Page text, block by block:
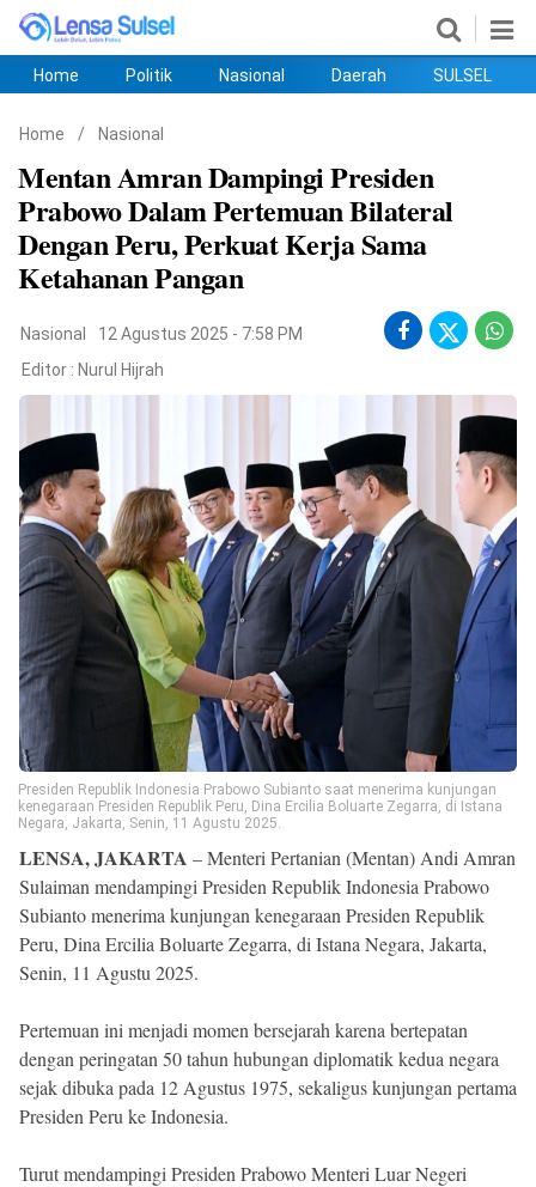
Copyright
2026
lensasulsel.com
.
All
Right
Reserved
Home Politik Nasional Daerah SULSEL
Home / Nasional
Mentan Amran Dampingi Presiden
Prabowo Dalam Pertemuan Bilateral
Dengan Peru, Perkuat Kerja Sama
Ketahanan Pangan
Nasional
12 Agustus 2025 - 7:58 PM
Editor : Nurul Hijrah
Presiden Republik Indonesia Prabowo Subianto saat menerima kunjungan
kenegaraan Presiden Republik Peru, Dina Ercilia Boluarte Zegarra, di Istana
Negara, Jakarta, Senin, 11 Agustu 2025.
LENSA, JAKARTA – Menteri Pertanian (Mentan) Andi Amran
Sulaiman mendampingi Presiden Republik Indonesia Prabowo
Subianto menerima kunjungan kenegaraan Presiden Republik
Peru, Dina Ercilia Boluarte Zegarra, di Istana Negara, Jakarta,
Senin, 11 Agustu 2025.
Pertemuan ini menjadi momen bersejarah karena bertepatan
dengan peringatan 50 tahun hubungan diplomatik kedua negara
sejak dibuka pada 12 Agustus 1975, sekaligus kunjungan pertama
Presiden Peru ke Indonesia.
Turut mendampingi Presiden Prabowo Menteri Luar Negeri